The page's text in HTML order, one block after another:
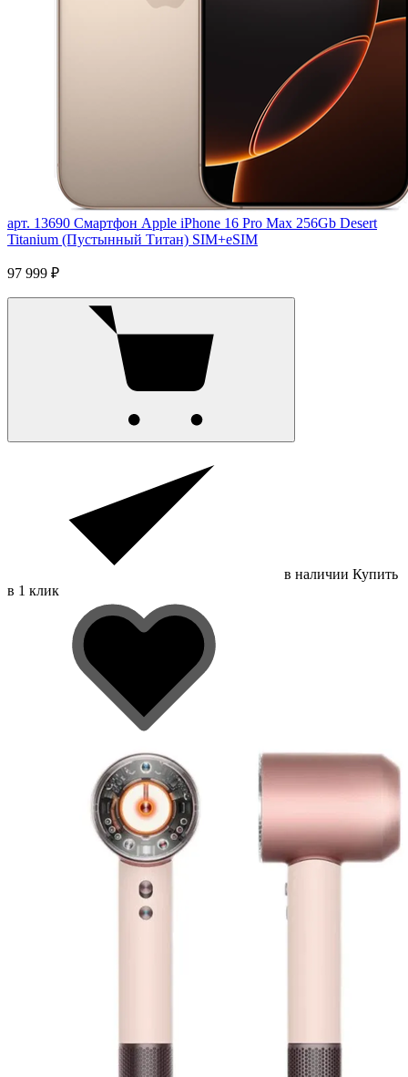
арт. 13690 Смартфон Apple iPhone 16 Pro Max 256Gb Desert
Titanium (Пустынный Титан) SIM+eSIM
97 999 ₽
в наличии Купить
в 1 клик